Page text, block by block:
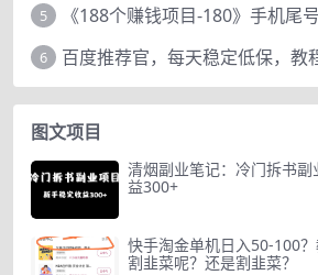
5
6 百度推荐官，每天稳定低保，教
图文项目
清烟副业笔记：冷门拆书
益300+
快手淘金单机日入50-100
割韭菜呢？还是割韭菜？